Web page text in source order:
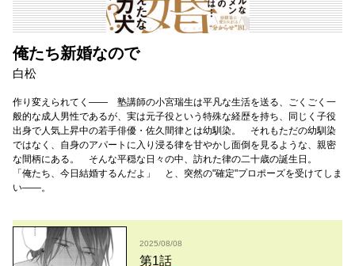
俺たち新婚なので
白松
作り変えられてく―― 塾講師の小宮瑞生は平凡な生活を送る、ごくごく一
般的な成人男性であるが、実は元子役という特殊な経歴を持ち、同じく子役
出身で人気上昇中の若手俳優・佐久間律とは幼馴染。 それもただの幼馴染
ではなく、自身のアパートに入り浸る律を甘やかし面倒を見るような、親密
な間柄にある。 そんな平穏な日々の中、訪れた律の二十歳の誕生日。
「俺たち、今日結婚するんだよ」 と、突然の"確定"プロポーズを受けてしま
い――。
2025/08/08
第1話